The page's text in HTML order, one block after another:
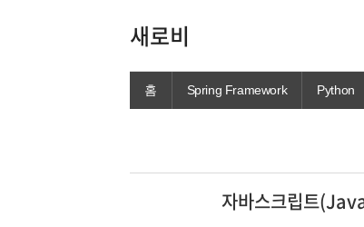
새로비
홈 Spring Framework Python
자바스크립트